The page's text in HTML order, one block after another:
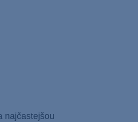
najčastejšou